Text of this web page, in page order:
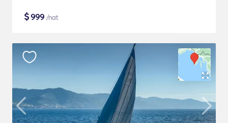
$999 /nat